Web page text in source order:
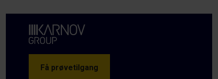
Få prøvetilgang